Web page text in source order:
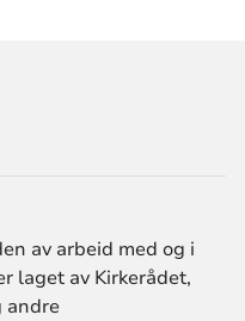
av arbeid med og i
laget av Kirkerådet,
andre